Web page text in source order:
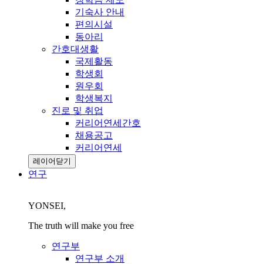
기숙사 안내
편의시설
동아리
간호대생활
국제활동
학생회
원우회
학생복지
진로 및 취업
커리어연세간호
채용공고
커리어연세
레이어닫기
연구
YONSEI,
The truth will make you free
연구부
연구부 소개